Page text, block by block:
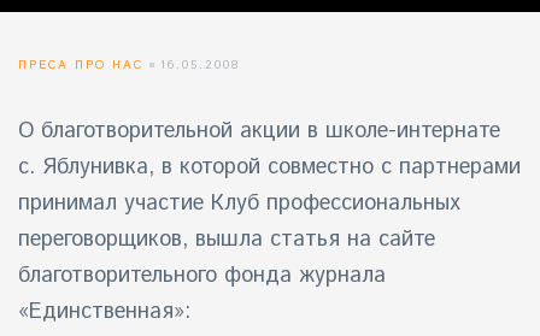
ПРЕСА ПРО НАС 16.05.2008
О благотворительной акции в школе-интернате
с. Яблунивка, в которой совместно с партнерами
принимал участие Клуб профессиональных
переговорщиков, вышла статья на сайте
благотворительного фонда журнала
«Единственная»: